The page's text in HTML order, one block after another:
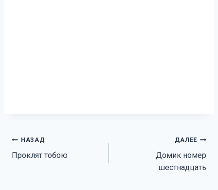
Навигация
по
НАЗАД
Проклят тобою
ДАЛЕЕ
Домик номер
шестнадцать